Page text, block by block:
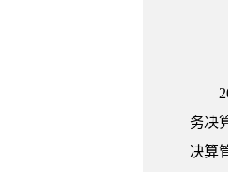
务决
决算